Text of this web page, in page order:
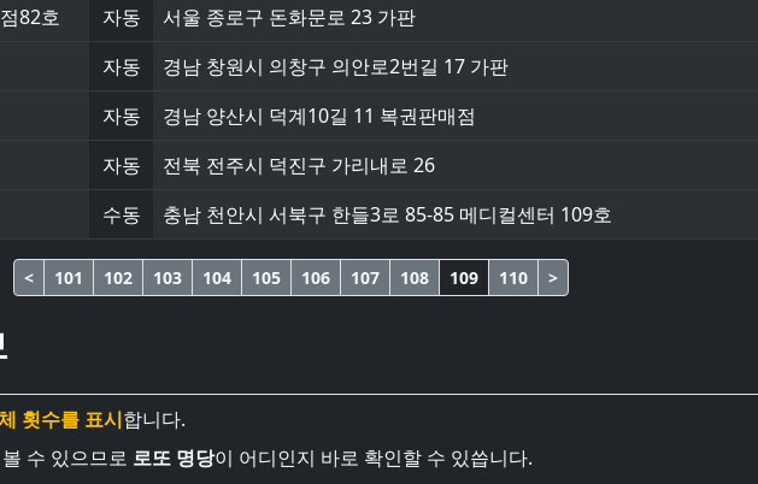
82호 자동 서울 종로구 돈화문로 23 가판
자동 경남 창원시 의창구 의안로2번길 17 가판
자동 경남 양산시 덕계10길 11 복권판매점
자동 전북 전주시 덕진구 가리내로 26
수동 충남 천안시 서북구 한들3로 85-85 메디컬센터 109호
< 101 102 103 104 105 106 107 108 109 110 >
횟수를 표시합니다.
수 있으므로 로또 명당이 어디인지 바로 확인할 수 있씁니다.